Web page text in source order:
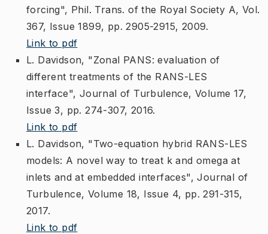
forcing", Phil. Trans. of the Royal Society A, Vol.
367, Issue 1899, pp. 2905-2915, 2009.
Link to pdf
L. Davidson, "Zonal PANS: evaluation of
different treatments of the RANS-LES
interface", Journal of Turbulence, Volume 17,
Issue 3, pp. 274-307, 2016.
Link to pdf
L. Davidson, "Two-equation hybrid RANS-LES
models: A novel way to treat k and omega at
inlets and at embedded interfaces", Journal of
Turbulence, Volume 18, Issue 4, pp. 291-315,
2017.
Link to pdf